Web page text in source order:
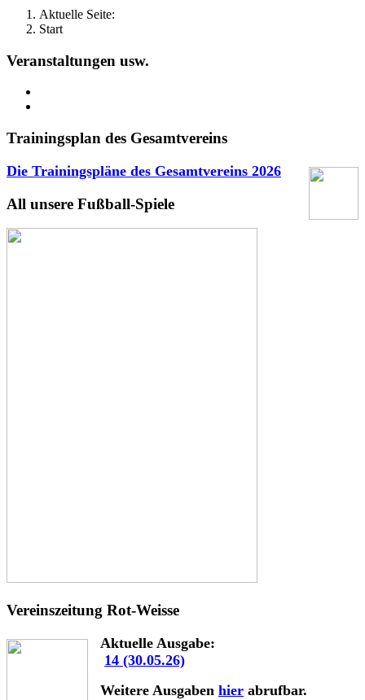
Aktuelle Seite:
Start
Veranstaltungen usw.
Trainingsplan des Gesamtvereins
Die Trainingspläne des Gesamtvereins 2026
All unsere Fußball-Spiele
Vereinszeitung Rot-Weisse
Aktuelle Ausgabe:
14 (30.05.26)
Weitere Ausgaben hier abrufbar.